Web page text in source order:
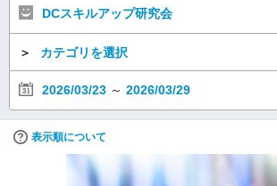
DCスキルアップ研究会
＞ カテゴリを選択
2026/03/23 ～ 2026/03/29
表示順について